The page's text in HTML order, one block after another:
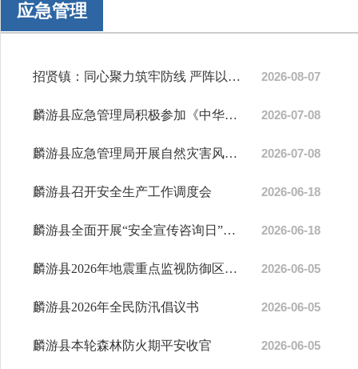
应急管理
招贤镇：同心聚力筑牢防线 严阵以待守护平安 2026-08-07
麟游县应急管理局积极参加《中华人民共和国社会救助法》宣传活动 2026-07-08
麟游县应急管理局开展自然灾害风险普查数据更新专题大练兵活动 2026-07-08
麟游县召开安全生产工作调度会 2026-06-18
麟游县全面开展“安全宣传咨询日”活动 2026-06-18
麟游县2026年地震重点监视防御区防震减灾工作任务清单 2026-06-05
麟游县2026年全民防汛倡议书 2026-06-05
麟游县本轮森林防火期平安收官 2026-06-05